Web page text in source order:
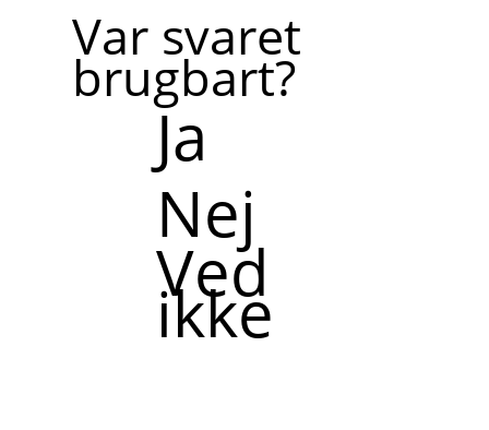
Var svaret
brugbart?
Ja
Nej
Ved
ikke